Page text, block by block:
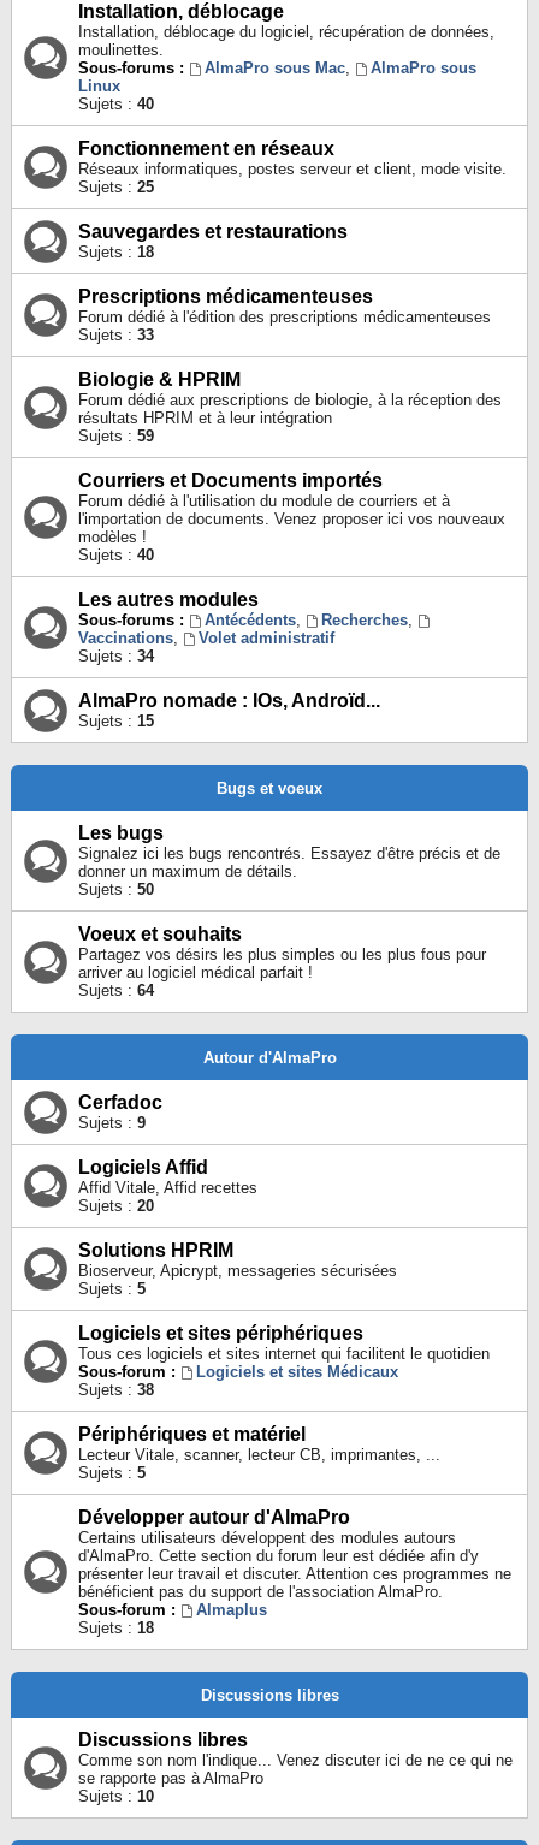
Installation, déblocage
Installation, déblocage du logiciel, récupération de données,
moulinettes.
Sous-forums :
AlmaPro sous Mac,
AlmaPro sous
Linux
Sujets : 40
Fonctionnement en réseaux
Réseaux informatiques, postes serveur et client, mode visite.
Sujets : 25
Sauvegardes et restaurations
Sujets : 18
Prescriptions médicamenteuses
Forum dédié à l'édition des prescriptions médicamenteuses
Sujets : 33
Biologie & HPRIM
Forum dédié aux prescriptions de biologie, à la réception des
résultats HPRIM et à leur intégration
Sujets : 59
Courriers et Documents importés
Forum dédié à l'utilisation du module de courriers et à
l'importation de documents. Venez proposer ici vos nouveaux
modèles !
Sujets : 40
Les autres modules
Sous-forums : Antécédents, Recherches,
Vaccinations,
Volet administratif
Sujets : 34
AlmaPro nomade : IOs, Androïd...
Sujets : 15
Bugs et voeux
Les bugs
Signalez ici les bugs rencontrés. Essayez d'être précis et de
donner un maximum de détails.
Sujets : 50
Voeux et souhaits
Partagez vos désirs les plus simples ou les plus fous pour
arriver au logiciel médical parfait !
Sujets : 64
Autour d'AlmaPro
Cerfadoc
Sujets : 9
Logiciels Affid
Affid Vitale, Affid recettes
Sujets : 20
Solutions HPRIM
Bioserveur, Apicrypt, messageries sécurisées
Sujets : 5
Logiciels et sites périphériques
Tous ces logiciels et sites internet qui facilitent le quotidien
Sous-forum :
Logiciels et sites Médicaux
Sujets : 38
Périphériques et matériel
Lecteur Vitale, scanner, lecteur CB, imprimantes, ...
Sujets : 5
Développer autour d'AlmaPro
Certains utilisateurs développent des modules autours
d'AlmaPro. Cette section du forum leur est dédiée afin d'y
présenter leur travail et discuter. Attention ces programmes ne
bénéficient pas du support de l'association AlmaPro.
Sous-forum :
Almaplus
Sujets : 18
Discussions libres
Discussions libres
Comme son nom l'indique... Venez discuter ici de ne ce qui ne
se rapporte pas à AlmaPro
Sujets : 10